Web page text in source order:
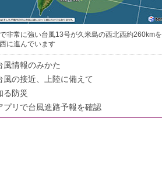
非常に強い台風13号が久米島の西北西約260kmを
に進んでいます
風情報のみかた
風の接近、上陸に備えて
る防災
プリで台風進路予報を確認